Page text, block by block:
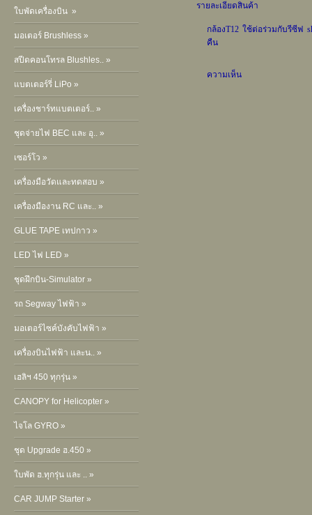
ใบพัดเครื่องบิน »
มอเตอร์ Brushless »
สปีดคอนโทรล Blushles.. »
แบตเตอร์รี่ LiPo »
เครื่องชาร์ทแบตเตอร์.. »
ชุดจ่ายไฟ BEC และ อุ.. »
เซอร์โว »
เครื่องมือวัดและทดสอบ »
เครื่องมืองาน RC และ.. »
GLUE TAPE เทปกาว »
LED ไฟ LED »
ชุดฝึกบิน-Simulator »
รถ Segway ไฟฟ้า »
มอเตอร์ไซค์บังคับไฟฟ้า »
เครื่องบินไฟฟ้า และน.. »
เฮลิฯ 450 ทุกรุ่น »
CANOPY for Helicopter »
ไจโล GYRO »
ชุด Upgrade ฮ.450 »
ใบพัด ฮ.ทุกรุ่น และ .. »
CAR JUMP Starter »
รายละเอียดสินค้า
กล้องT12 ใช้ต่อร่วมกับรีซีฟ
คืน
ความเห็น